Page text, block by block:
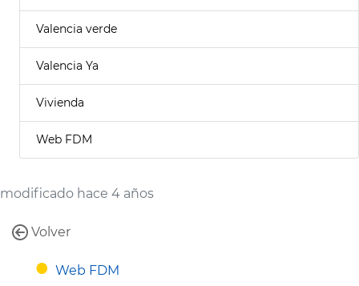
Valencia verde
Valencia Ya
Vivienda
Web FDM
modificado hace 4 años
Volver
Web FDM